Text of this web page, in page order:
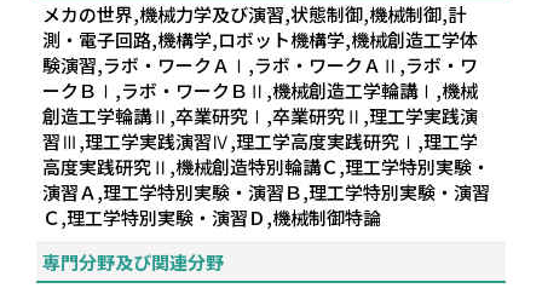
メカの世界,機械力学及び演習,状態制御,機械制御,計
測・電子回路,機構学,ロボット機構学,機械創造工学体
験演習,ラボ・ワークＡⅠ,ラボ・ワークＡⅡ,ラボ・ワ
ークＢⅠ,ラボ・ワークＢⅡ,機械創造工学輪講Ⅰ,機械
創造工学輪講Ⅱ,卒業研究Ⅰ,卒業研究Ⅱ,理工学実践演
習Ⅲ,理工学実践演習Ⅳ,理工学高度実践研究Ⅰ,理工学
高度実践研究Ⅱ,機械創造特別輪講Ｃ,理工学特別実験・
演習Ａ,理工学特別実験・演習Ｂ,理工学特別実験・演習
Ｃ,理工学特別実験・演習Ｄ,機械制御特論
専門分野及び関連分野